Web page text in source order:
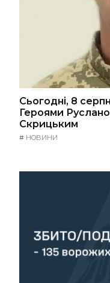
Сьогодні, 8
Героями
Скрицьким
# НОВИНИ